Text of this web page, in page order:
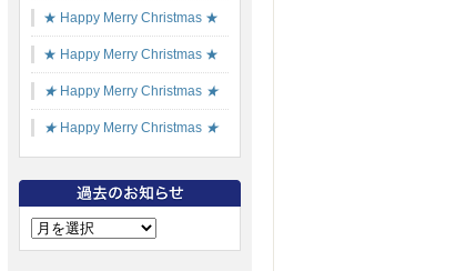
★ Happy Merry Christmas ★
★ Happy Merry Christmas ★
★Happy Merry Christmas ★
★Happy Merry Christmas ★